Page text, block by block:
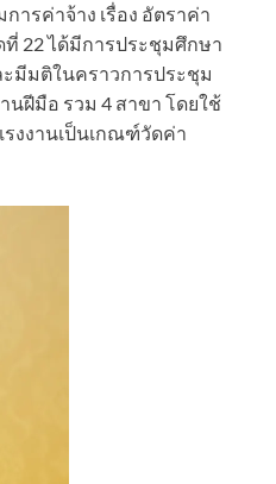
ารค่าจ้าง เรื่อง อัตราค่า
22 ได้มีการประชุมศึกษา
มีมติในคราวการประชุม
นฝีมือ รวม 4 สาขา โดยใช้
งงานเป็นเกณฑ์วัดค่า